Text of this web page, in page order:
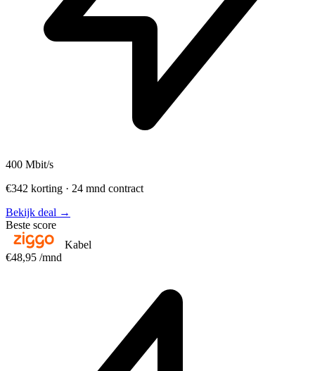
400 Mbit/s
€342 korting · 24 mnd contract
Bekijk deal →
Beste score
Kabel
€48,95 /mnd